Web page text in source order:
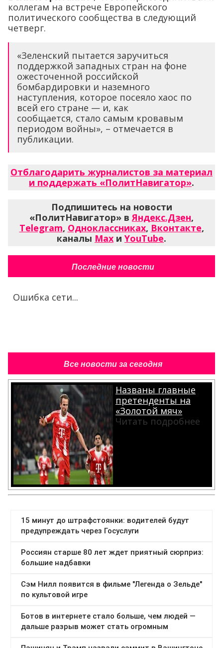
коллегам на встрече Европейского
политического сообщества в следующий
четверг.
«Зеленский пытается заручиться
поддержкой западных стран на фоне
ожесточенной российской
бомбардировки и наземного
наступления, которое посеяло хаос по
всей его стране — и, как
сообщается, стало самым кровавым
периодом войны», – отмечается в
публикации.
Отблагодарить журналистов за материал
и поддержать «ПолитНавигатор».
Подпишитесь на новости
«ПолитНавигатор» вЯндекс.Дзен,
Telegram, Одноклассниках, Вконтакте,
каналы Max и YouTube.
Последние новости
Ошибка сети...
Все новости за сегодня
Названы главные
претенденты на
«Золотой мяч»
Читать подробнее